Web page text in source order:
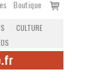
Boutique
Voir
CULTURE